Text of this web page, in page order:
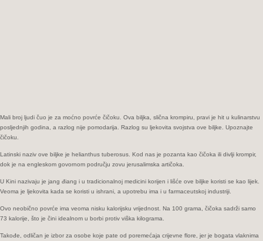
Mali broj ljudi čuo je za moćno povrće čičoku. Ova biljka, slična krompiru, pravi je hit u kulinarstvu
posljednjih godina, a razlog nije pomodarija. Razlog su ljekovita svojstva ove biljke. Upoznajte
čičoku.
Latinski naziv ove biljke je helianthus tuberosus. Kod nas je pozanta kao čičoka ili divlji krompir,
dok je na engleskom govornom području zovu jerusalimska artičoka.
U Kini nazivaju je jang điang i u tradicionalnoj medicini korijen i lišće ove biljke koristi se kao lijek.
Veoma je ljekovita kada se koristi u ishrani, a upotrebu ima i u farmaceutskoj industriji.
Ovo neobično povrće ima veoma nisku kalorijsku vrijednost. Na 100 grama, čičoka sadrži samo
73 kalorije, što je čini idealnom u borbi protiv viška kilograma.
Takođe, odličan je izbor za osobe koje pate od poremećaja crijevne flore, jer je bogata vlaknima